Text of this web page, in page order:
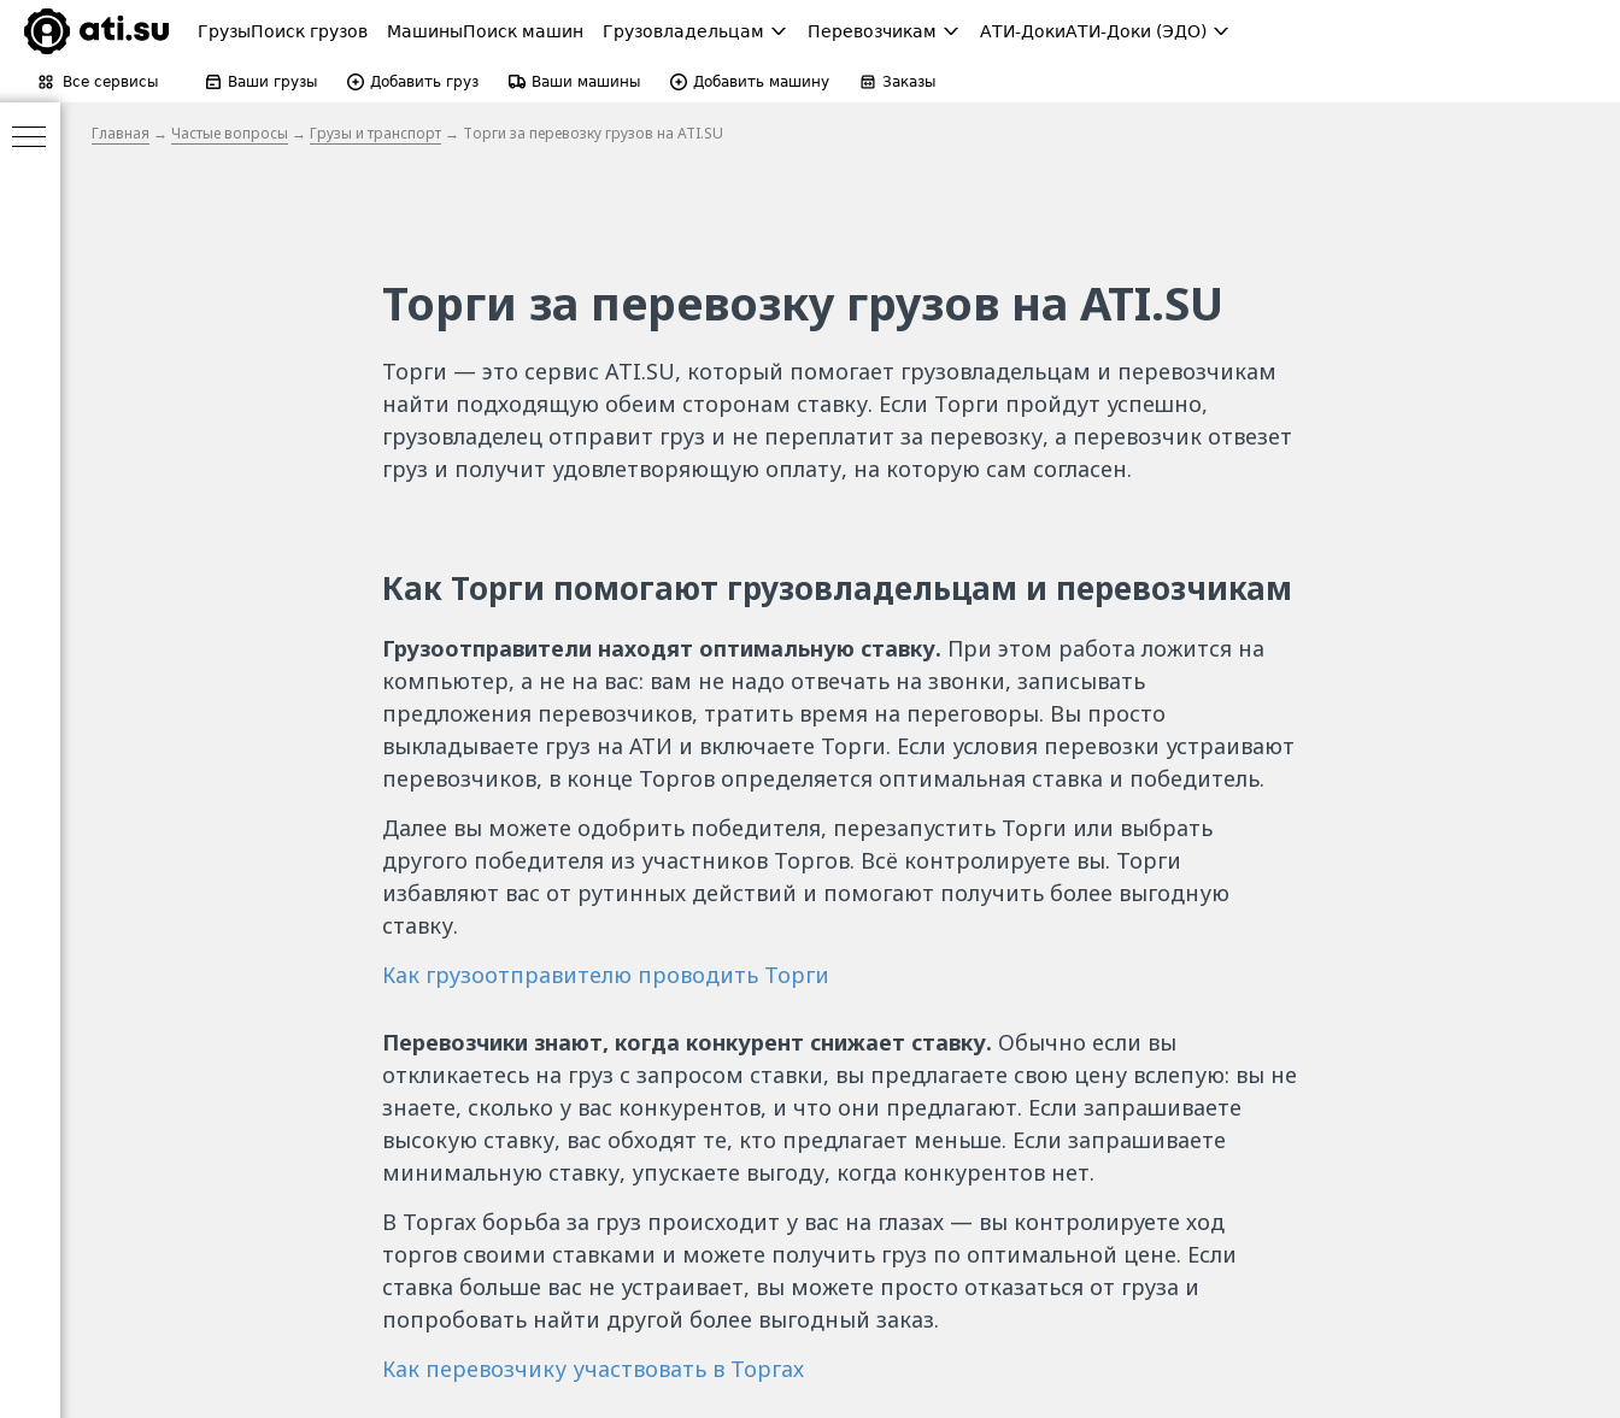
ГрузыПоиск грузов МашиныПоиск машин Грузовладельцам Перевозчикам АТИ-ДокиАТИ-Доки (ЭДО)
Все сервисы Ваши грузы Добавить груз Ваши машины Добавить машину Заказы
Главная → Частые вопросы → Грузы и транспорт → Торги за перевозку грузов на ATI.SU
Торги за перевозку грузов на ATI.SU
Торги — это сервис ATI.SU, который помогает грузовладельцам и перевозчикам
найти подходящую обеим сторонам ставку. Если Торги пройдут успешно,
грузовладелец отправит груз и не переплатит за перевозку, а перевозчик отвезет
груз и получит удовлетворяющую оплату, на которую сам согласен.
Как Торги помогают грузовладельцам и перевозчикам
Грузоотправители находят оптимальную ставку. При этом работа ложится на
компьютер, а не на вас: вам не надо отвечать на звонки, записывать
предложения перевозчиков, тратить время на переговоры. Вы просто
выкладываете груз на АТИ и включаете Торги. Если условия перевозки устраивают
перевозчиков, в конце Торгов определяется оптимальная ставка и победитель.
Далее вы можете одобрить победителя, перезапустить Торги или выбрать
другого победителя из участников Торгов. Всё контролируете вы. Торги
избавляют вас от рутинных действий и помогают получить более выгодную
ставку.
Как грузоотправителю проводить Торги
Перевозчики знают, когда конкурент снижает ставку. Обычно если вы
откликаетесь на груз с запросом ставки, вы предлагаете свою цену вслепую: вы не
знаете, сколько у вас конкурентов, и что они предлагают. Если запрашиваете
высокую ставку, вас обходят те, кто предлагает меньше. Если запрашиваете
минимальную ставку, упускаете выгоду, когда конкурентов нет.
В Торгах борьба за груз происходит у вас на глазах — вы контролируете ход
торгов своими ставками и можете получить груз по оптимальной цене. Если
ставка больше вас не устраивает, вы можете просто отказаться от груза и
попробовать найти другой более выгодный заказ.
Как перевозчику участвовать в Торгах